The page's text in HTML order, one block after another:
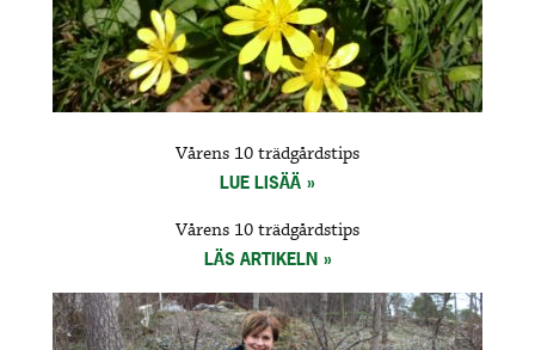
Vårens 10 trädgårdstips
LUE LISÄÄ
Vårens 10 trädgårdstips
LÄS ARTIKELN